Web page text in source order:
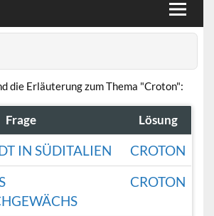
die Erläuterung zum Thema "Croton":
Frage Lösung
IN SÜDITALIEN
CROTON
CROTON